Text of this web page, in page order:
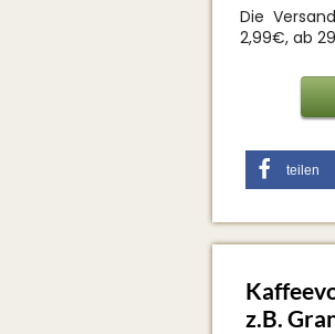
Die
2,99€, ab
teilen
z.B.